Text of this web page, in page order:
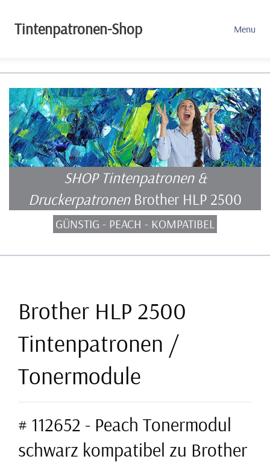
Tintenpatronen-Shop Menu
SHOP Tintenpatronen &
Druckerpatronen Brother HLP 2500
GÜNSTIG - PEACH - KOMPATIBEL
Brother HLP 2500
Tintenpatronen /
Tonermodule
# 112652 - Peach Tonermodul
schwarz kompatibel zu Brother